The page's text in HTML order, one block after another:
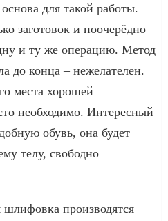
для такой работы.
заготовок и поочерёдно
и ту же операцию. Метод
до конца – нежелателен.
места хорошей
необходимо. Интересный
обувь, она будет
телу, свободно
шлифовка производятся